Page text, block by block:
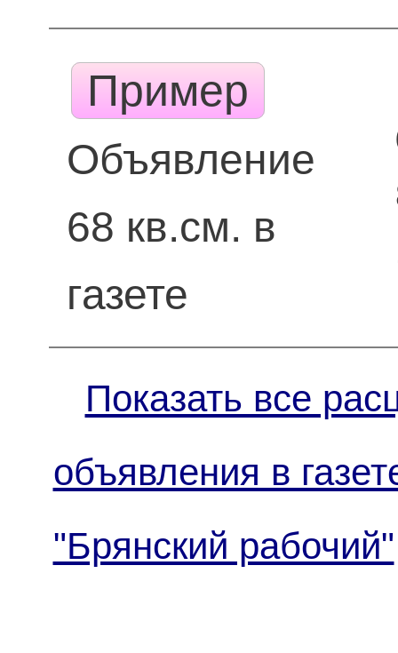
Пример
Объявление
68 кв.см. в
газете
Показать все
объявления в
"Брянский рабочий"